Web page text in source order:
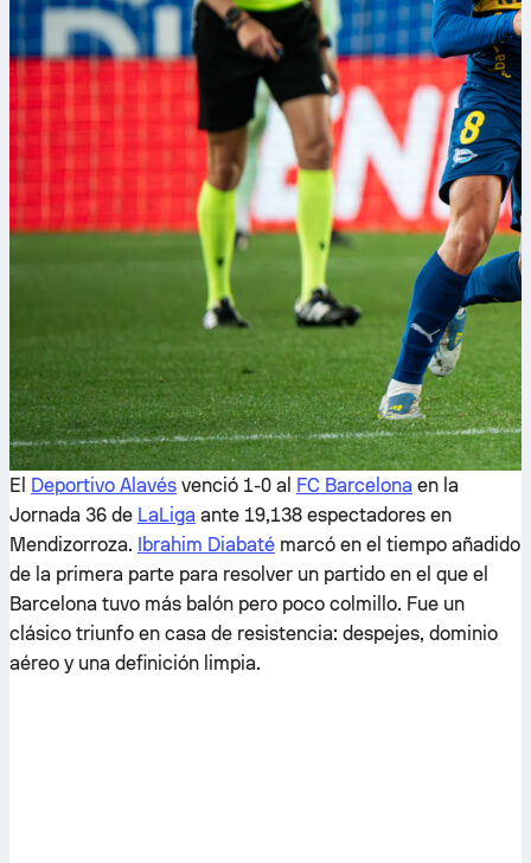
El Deportivo Alavés venció 1-0 al FC Barcelona en la
Jornada 36 de LaLiga ante 19,138 espectadores en
Mendizorroza. Ibrahim Diabaté marcó en el tiempo añadido
de la primera parte para resolver un partido en el que el
Barcelona tuvo más balón pero poco colmillo. Fue un
clásico triunfo en casa de resistencia: despejes, dominio
aéreo y una definición limpia.